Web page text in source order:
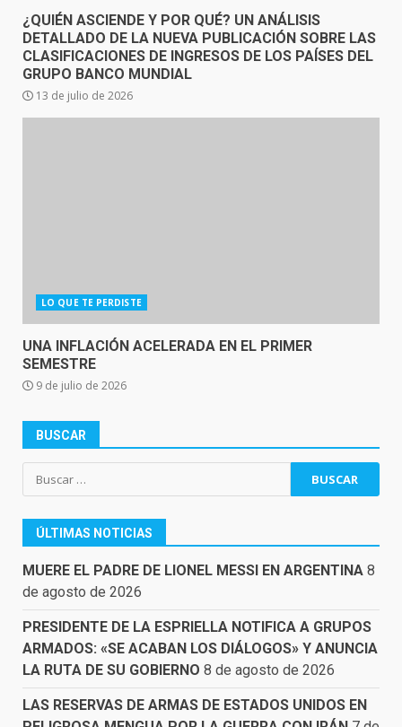
¿QUIÉN ASCIENDE Y POR QUÉ? UN ANÁLISIS
DETALLADO DE LA NUEVA PUBLICACIÓN SOBRE LAS
CLASIFICACIONES DE INGRESOS DE LOS PAÍSES DEL
GRUPO BANCO MUNDIAL
13 de julio de 2026
LO QUE TE PERDISTE
UNA INFLACIÓN ACELERADA EN EL PRIMER
SEMESTRE
9 de julio de 2026
BUSCAR
Buscar:
ÚLTIMAS NOTICIAS
MUERE EL PADRE DE LIONEL MESSI EN ARGENTINA 8
de agosto de 2026
PRESIDENTE DE LA ESPRIELLA NOTIFICA A GRUPOS
ARMADOS: «SE ACABAN LOS DIÁLOGOS» Y ANUNCIA
LA RUTA DE SU GOBIERNO 8 de agosto de 2026
LAS RESERVAS DE ARMAS DE ESTADOS UNIDOS EN